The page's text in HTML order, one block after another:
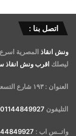
اتصل بنا :
ونش انقاذ المصرية
ليصلك اقرب ونش انقاذ
العنوان : ١٩٣ شارع التسعين الشمالي, التجمع الخامس – القاهرة – مصر
التليفون 01144849927
واتــس اب :